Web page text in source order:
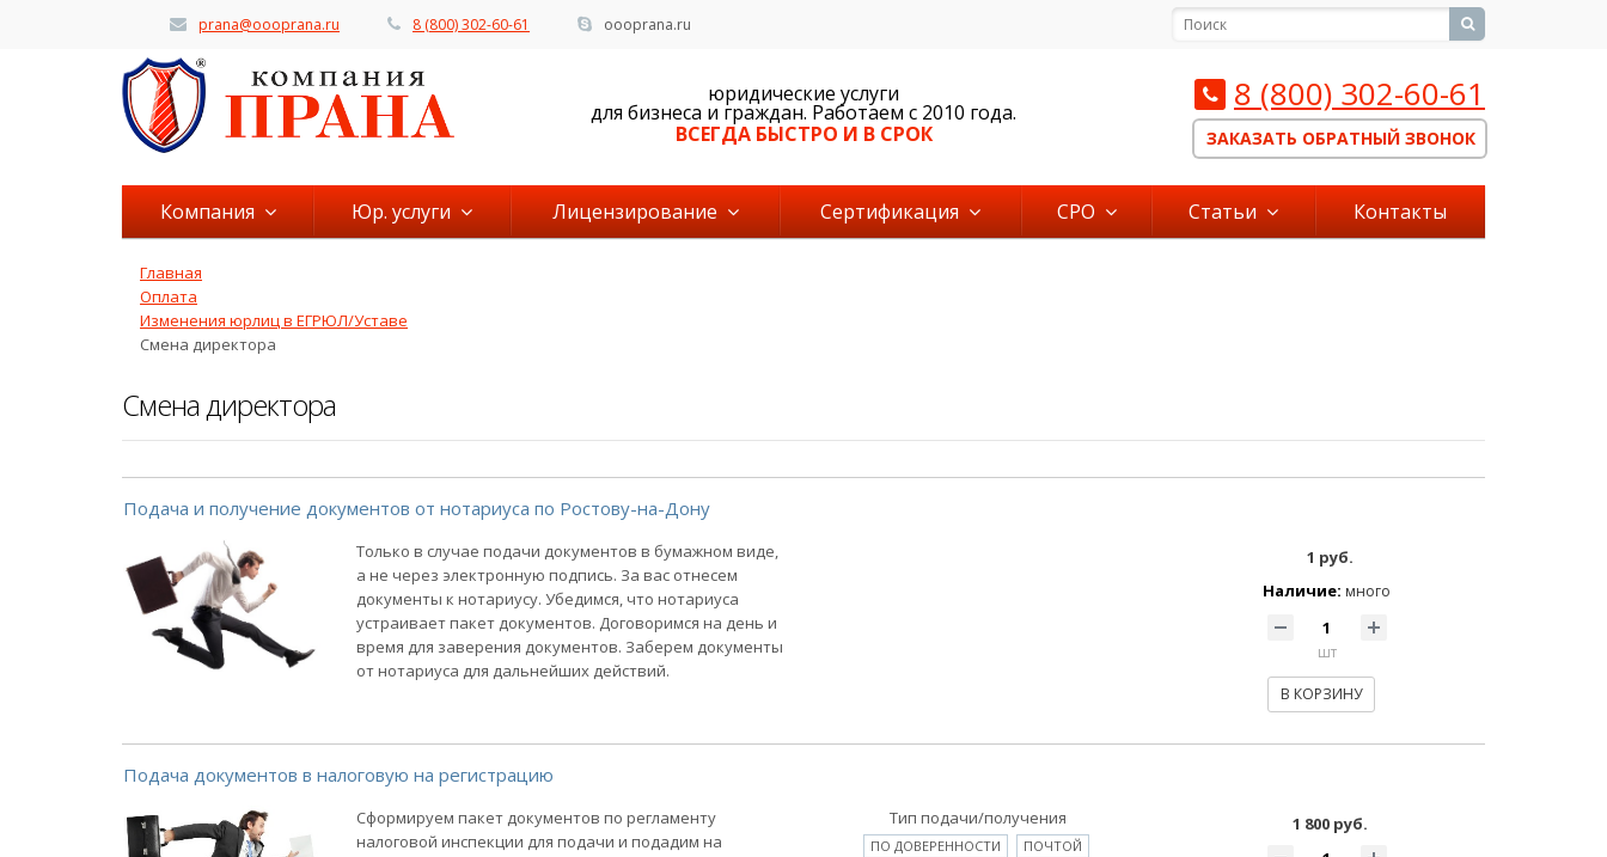
prana@oooprana.ru 8 (800) 302-60-61 oooprana.ru
юридические услуги
для бизнеса и граждан. Работаем c 2010 года.
ВСЕГДА БЫСТРО И В СРОК
8 (800) 302-60-61
ЗАКАЗАТЬ ОБРАТНЫЙ ЗВОНОК
Компания Юр. услуги Лицензирование Сертификация СРО Статьи Контакты
Главная
Оплата
Изменения юрлиц в ЕГРЮЛ/Уставе
Смена директора
Смена директора
Подача и получение документов от нотариуса по Ростову-на-Дону
Только в случае подачи документов в бумажном виде,
а не через электронную подпись. За вас отнесем
документы к нотариусу. Убедимся, что нотариуса
устраивает пакет документов. Договоримся на день и
время для заверения документов. Заберем документы
от нотариуса для дальнейших действий.
1 руб.
Наличие: много
шт
В КОРЗИНУ
Подача документов в налоговую на регистрацию
Сформируем пакет документов по регламенту
налоговой инспекции для подачи и подадим на
Тип подачи/получения
ПО ДОВЕРЕННОСТИ
ПОЧТОЙ
1 800 руб.